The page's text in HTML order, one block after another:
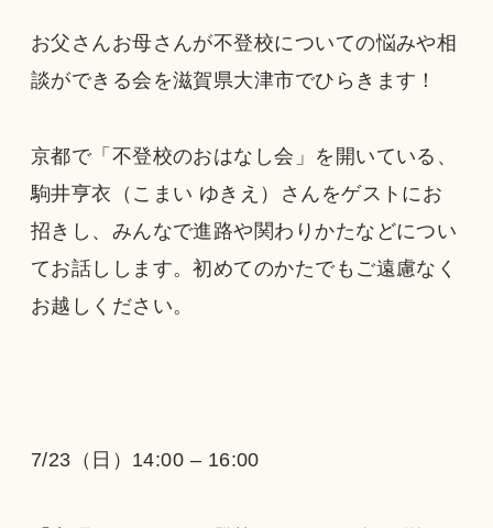
お父さんお母さんが不登校についての悩みや相
談ができる会を滋賀県大津市でひらきます！
京都で「不登校のおはなし会」を開いている、
駒井亨衣（こまい ゆきえ）さんをゲストにお
招きし、みんなで進路や関わりかたなどについ
てお話しします。初めてのかたでもご遠慮なく
お越しください。
7/23（日）14:00 – 16:00